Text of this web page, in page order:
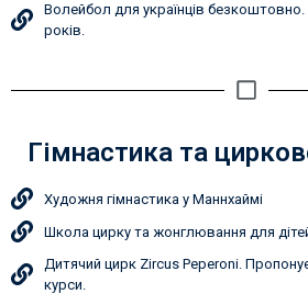
Волейбол для українців безкоштовно.
років.
Гімнастика та
Художня гімнастика у Маннхаймі
Школа цирку та жонглювання для
Дитячий цирк Zircus Peperoni.
курси.